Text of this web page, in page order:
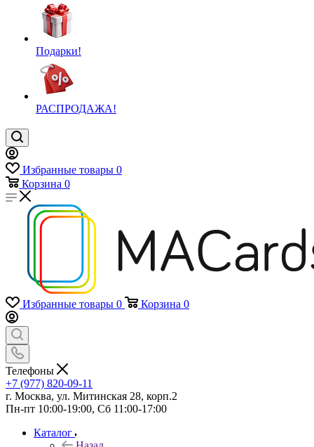
Подарки!
РАСПРОДАЖА!
Избранные товары 0
Корзина 0
Избранные товары 0 Корзина 0
Телефоны
+7 (977) 820-09-11
г. Москва, ул. Митинская 28, корп.2
Пн-пт 10:00-19:00, Сб 11:00-17:00
Каталог